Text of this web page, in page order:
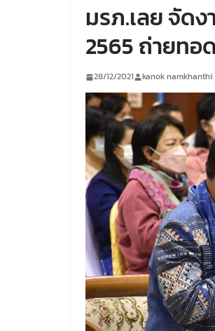
มรภ.เลย จัด
2565 ถ่ายทอ
28/12/2021 kanok namkhanthi